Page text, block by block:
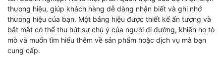
thương hiệu, giúp khách hàng dễ dàng nhận biết và ghi nhớ
thương hiệu của bạn. Một bảng hiệu được thiết kế ấn tượng và
bắt mắt có thể thu hút sự chú ý của người đi đường, khiến họ tò
mò và muốn tìm hiểu thêm về sản phẩm hoặc dịch vụ mà bạn
cung cấp.